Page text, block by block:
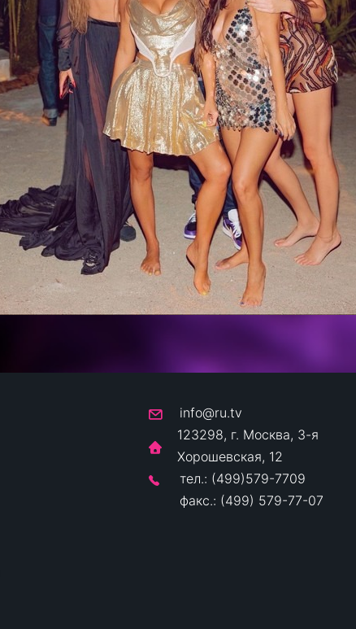
info@ru.tv
123298, г. Москва, 3-я
Хорошевская, 12
тел.: (499)579-7709
факс.: (499) 579-77-07